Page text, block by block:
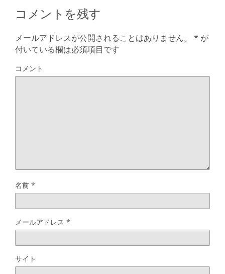
コメントを残す
メールアドレスが公開されることはありません。 * が
付いている欄は必須項目です
コメント
名前 *
メールアドレス *
サイト